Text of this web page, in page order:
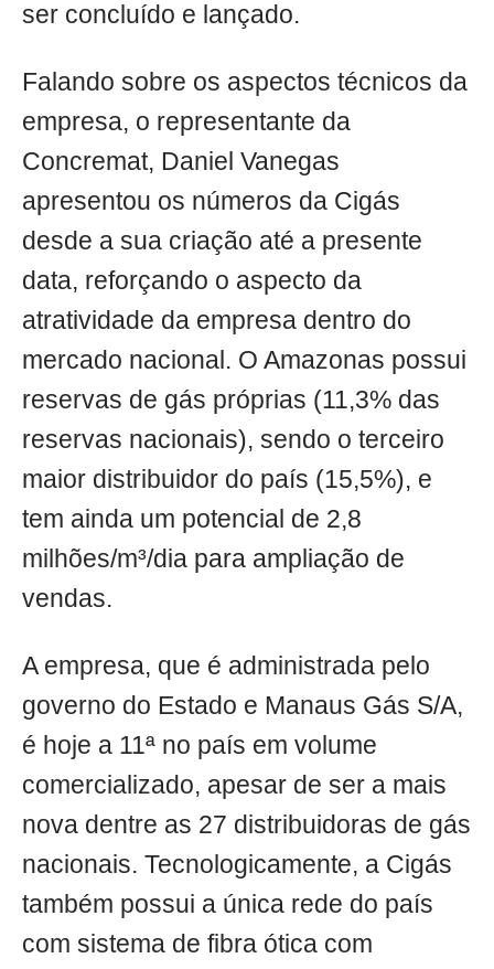
ser concluído e lançado.
Falando sobre os aspectos técnicos da
empresa, o representante da
Concremat, Daniel Vanegas
apresentou os números da Cigás
desde a sua criação até a presente
data, reforçando o aspecto da
atratividade da empresa dentro do
mercado nacional. O Amazonas possui
reservas de gás próprias (11,3% das
reservas nacionais), sendo o terceiro
maior distribuidor do país (15,5%), e
tem ainda um potencial de 2,8
milhões/m³/dia para ampliação de
vendas.
A empresa, que é administrada pelo
governo do Estado e Manaus Gás S/A,
é hoje a 11ª no país em volume
comercializado, apesar de ser a mais
nova dentre as 27 distribuidoras de gás
nacionais. Tecnologicamente, a Cigás
também possui a única rede do país
com sistema de fibra ótica com